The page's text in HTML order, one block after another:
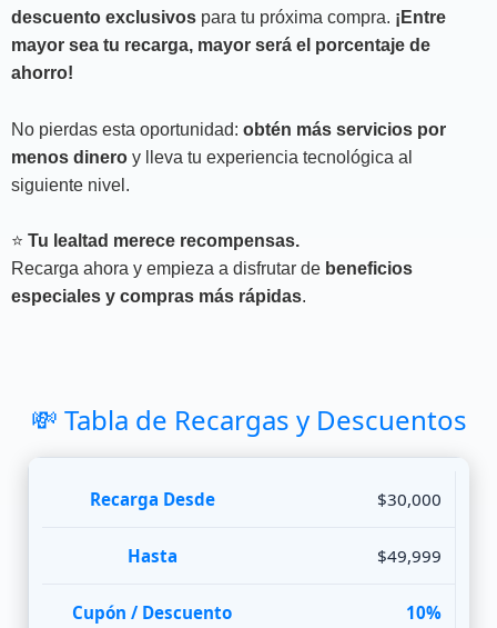
descuento exclusivos para tu próxima compra. ¡Entre
mayor sea tu recarga, mayor será el porcentaje de
ahorro!
No pierdas esta oportunidad: obtén más servicios por
menos dinero y lleva tu experiencia tecnológica al
siguiente nivel.
⭐ Tu lealtad merece recompensas.
Recarga ahora y empieza a disfrutar de beneficios
especiales y compras más rápidas.
💸 Tabla de Recargas y Descuentos
$30,000
$49,999
10%